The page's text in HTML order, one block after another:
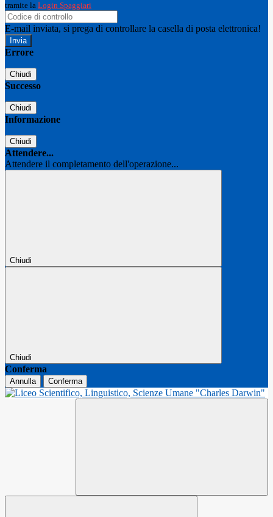
tramite la Login Spaggiari
E-mail inviata, si prega di controllare la casella di posta elettronica!
Errore
Chiudi
Successo
Chiudi
Informazione
Chiudi
Attendere...
Attendere il completamento dell'operazione...
Chiudi
Chiudi
Conferma
Annulla Conferma